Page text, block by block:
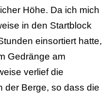
Höhe. Da ich mich
in den Startblock
einsortiert hatte,
Gedränge am
verlief die
der Berge, so dass die